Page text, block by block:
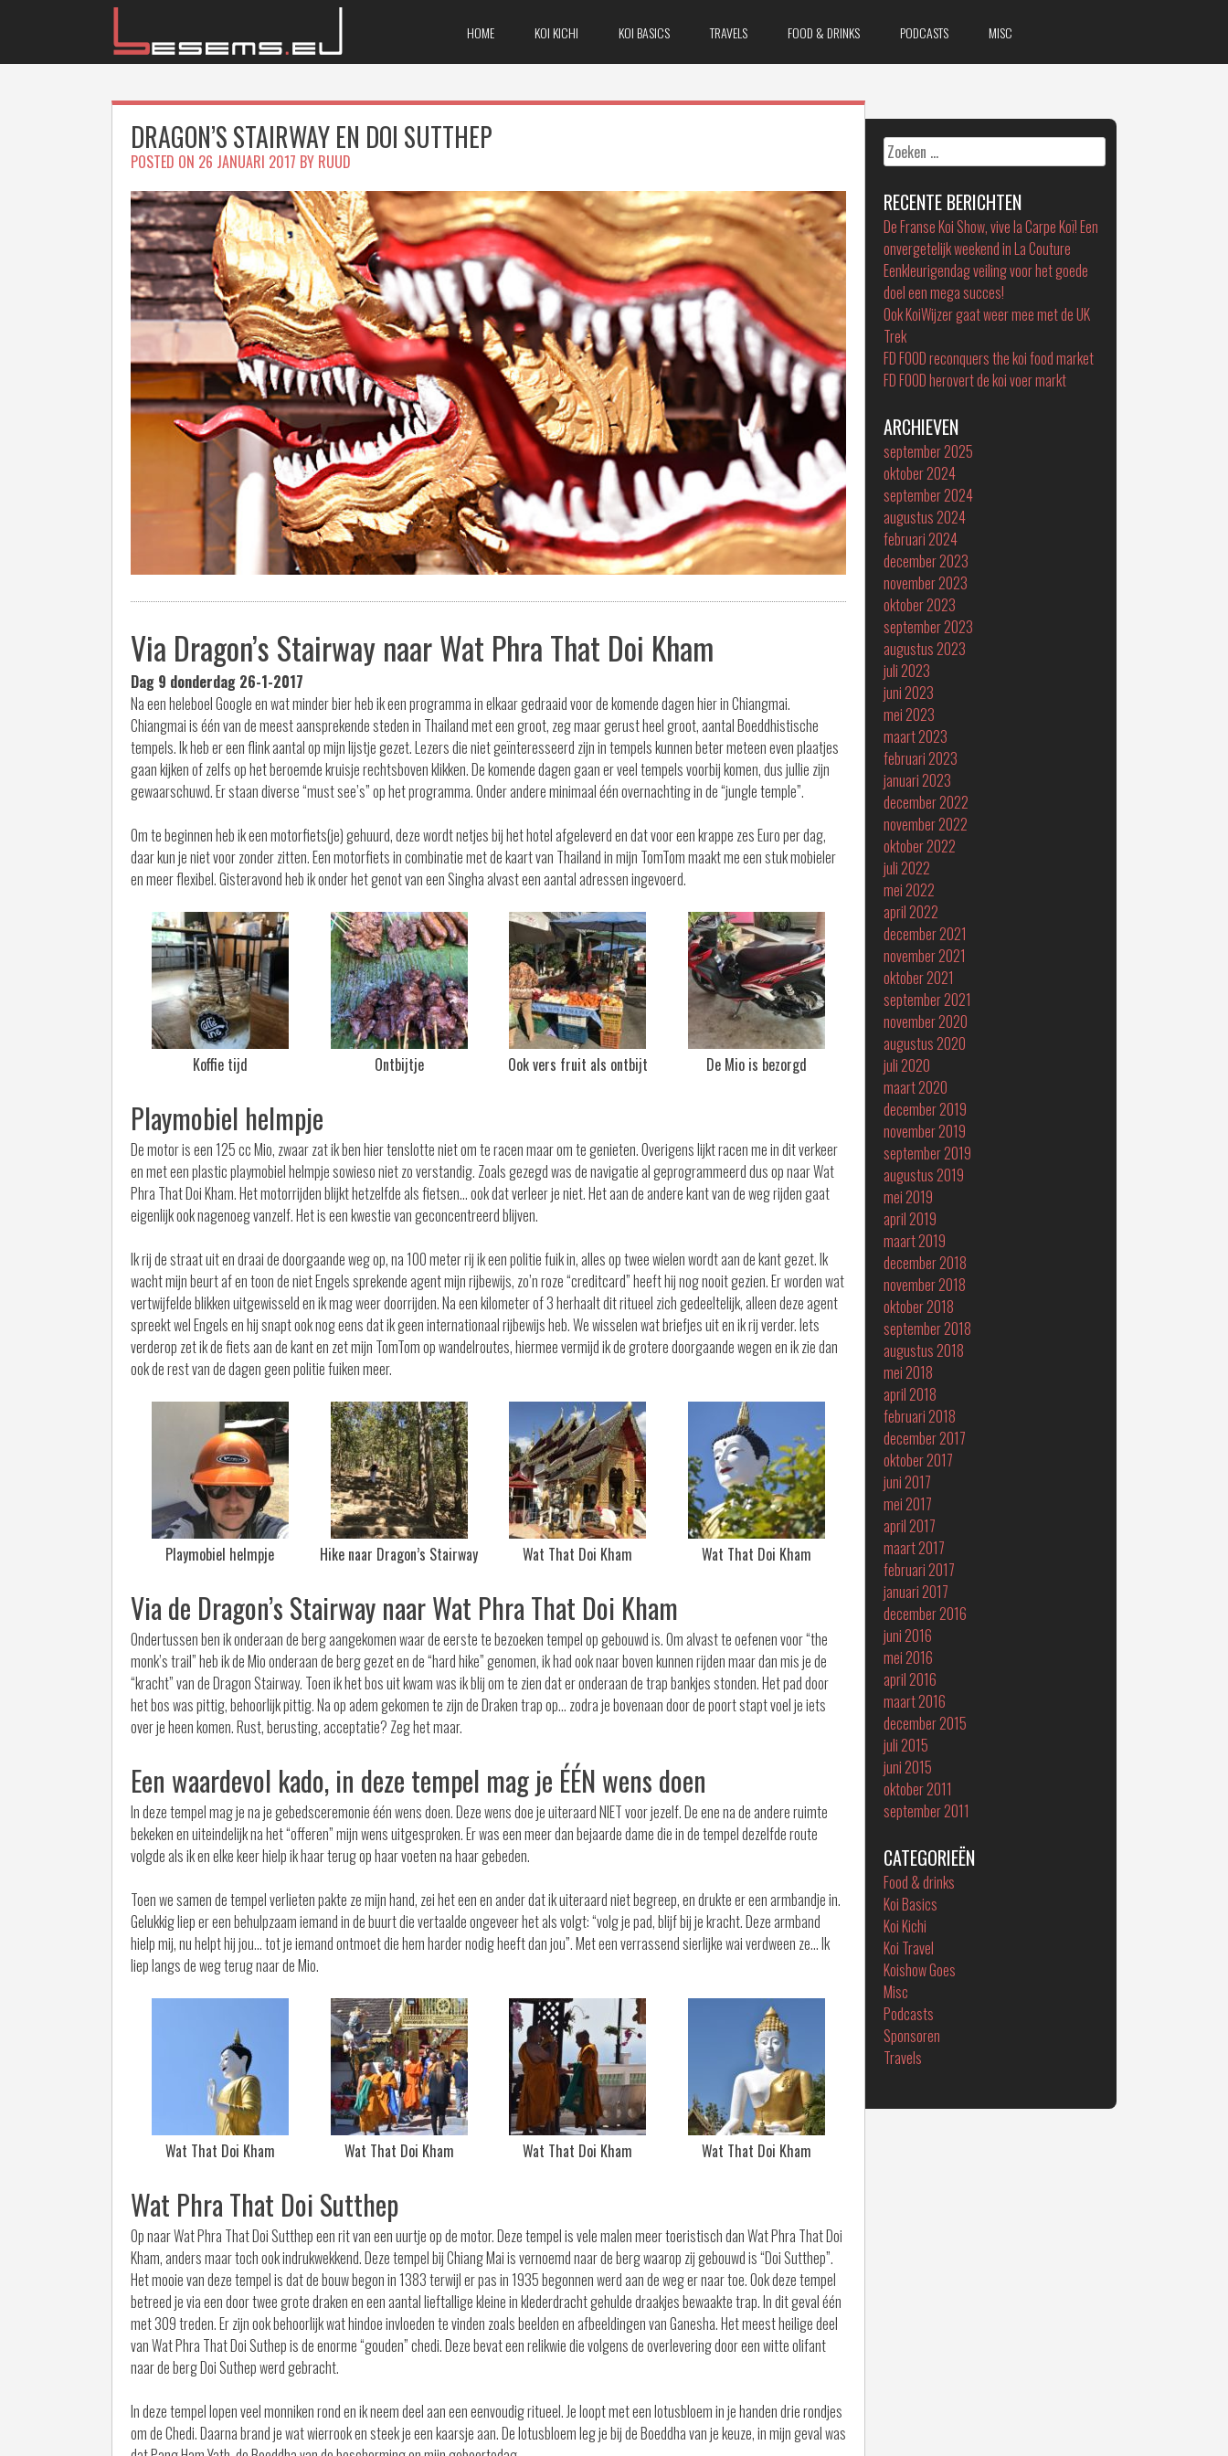
HOME KOI KICHI KOI BASICS TRAVELS FOOD & DRINKS PODCASTS MISC
DRAGON’S STAIRWAY EN DOI SUTTHEP
POSTED ON 26 JANUARI 2017 BY RUUD
Via Dragon’s Stairway naar Wat Phra That Doi Kham
Dag 9 donderdag 26-1-2017
Na een heleboel Google en wat minder bier heb ik een programma in elkaar gedraaid voor de komende dagen hier in Chiangmai.
Chiangmai is één van de meest aansprekende steden in Thailand met een groot, zeg maar gerust heel groot, aantal Boeddhistische
tempels. Ik heb er een flink aantal op mijn lijstje gezet. Lezers die niet geïnteresseerd zijn in tempels kunnen beter meteen even plaatjes
gaan kijken of zelfs op het beroemde kruisje rechtsboven klikken. De komende dagen gaan er veel tempels voorbij komen, dus jullie zijn
gewaarschuwd. Er staan diverse “must see’s” op het programma. Onder andere minimaal één overnachting in de “jungle temple”.
Om te beginnen heb ik een motorfiets(je) gehuurd, deze wordt netjes bij het hotel afgeleverd en dat voor een krappe zes Euro per dag,
daar kun je niet voor zonder zitten. Een motorfiets in combinatie met de kaart van Thailand in mijn TomTom maakt me een stuk mobieler
en meer flexibel. Gisteravond heb ik onder het genot van een Singha alvast een aantal adressen ingevoerd.
Koffie tijd Ontbijtje Ook vers fruit als ontbijt De Mio is bezorgd
Playmobiel helmpje
De motor is een 125 cc Mio, zwaar zat ik ben hier tenslotte niet om te racen maar om te genieten. Overigens lijkt racen me in dit verkeer
en met een plastic playmobiel helmpje sowieso niet zo verstandig. Zoals gezegd was de navigatie al geprogrammeerd dus op naar Wat
Phra That Doi Kham. Het motorrijden blijkt hetzelfde als fietsen… ook dat verleer je niet. Het aan de andere kant van de weg rijden gaat
eigenlijk ook nagenoeg vanzelf. Het is een kwestie van geconcentreerd blijven.
Ik rij de straat uit en draai de doorgaande weg op, na 100 meter rij ik een politie fuik in, alles op twee wielen wordt aan de kant gezet. Ik
wacht mijn beurt af en toon de niet Engels sprekende agent mijn rijbewijs, zo’n roze “creditcard” heeft hij nog nooit gezien. Er worden wat
vertwijfelde blikken uitgewisseld en ik mag weer doorrijden. Na een kilometer of 3 herhaalt dit ritueel zich gedeeltelijk, alleen deze agent
spreekt wel Engels en hij snapt ook nog eens dat ik geen internationaal rijbewijs heb. We wisselen wat briefjes uit en ik rij verder. Iets
verderop zet ik de fiets aan de kant en zet mijn TomTom op wandelroutes, hiermee vermijd ik de grotere doorgaande wegen en ik zie dan
ook de rest van de dagen geen politie fuiken meer.
Playmobiel helmpje Hike naar Dragon’s Stairway Wat That Doi Kham Wat That Doi Kham
Via de Dragon’s Stairway naar Wat Phra That Doi Kham
Ondertussen ben ik onderaan de berg aangekomen waar de eerste te bezoeken tempel op gebouwd is. Om alvast te oefenen voor “the
monk’s trail” heb ik de Mio onderaan de berg gezet en de “hard hike” genomen, ik had ook naar boven kunnen rijden maar dan mis je de
“kracht” van de Dragon Stairway. Toen ik het bos uit kwam was ik blij om te zien dat er onderaan de trap bankjes stonden. Het pad door
het bos was pittig, behoorlijk pittig. Na op adem gekomen te zijn de Draken trap op… zodra je bovenaan door de poort stapt voel je iets
over je heen komen. Rust, berusting, acceptatie? Zeg het maar.
Een waardevol kado, in deze tempel mag je ÉÉN wens doen
In deze tempel mag je na je gebedsceremonie één wens doen. Deze wens doe je uiteraard NIET voor jezelf. De ene na de andere ruimte
bekeken en uiteindelijk na het “offeren” mijn wens uitgesproken. Er was een meer dan bejaarde dame die in de tempel dezelfde route
volgde als ik en elke keer hielp ik haar terug op haar voeten na haar gebeden.
Toen we samen de tempel verlieten pakte ze mijn hand, zei het een en ander dat ik uiteraard niet begreep, en drukte er een armbandje in.
Gelukkig liep er een behulpzaam iemand in de buurt die vertaalde ongeveer het als volgt: “volg je pad, blijf bij je kracht. Deze armband
hielp mij, nu helpt hij jou… tot je iemand ontmoet die hem harder nodig heeft dan jou”. Met een verrassend sierlijke wai verdween ze… Ik
liep langs de weg terug naar de Mio.
Wat That Doi Kham Wat That Doi Kham Wat That Doi Kham Wat That Doi Kham
Wat Phra That Doi Sutthep
Op naar Wat Phra That Doi Sutthep een rit van een uurtje op de motor. Deze tempel is vele malen meer toeristisch dan Wat Phra That Doi
Kham, anders maar toch ook indrukwekkend. Deze tempel bij Chiang Mai is vernoemd naar de berg waarop zij gebouwd is “Doi Sutthep”.
Het mooie van deze tempel is dat de bouw begon in 1383 terwijl er pas in 1935 begonnen werd aan de weg er naar toe. Ook deze tempel
betreed je via een door twee grote draken en een aantal lieftallige kleine in klederdracht gehulde draakjes bewaakte trap. In dit geval één
met 309 treden. Er zijn ook behoorlijk wat hindoe invloeden te vinden zoals beelden en afbeeldingen van Ganesha. Het meest heilige deel
van Wat Phra That Doi Suthep is de enorme “gouden” chedi. Deze bevat een relikwie die volgens de overlevering door een witte olifant
naar de berg Doi Suthep werd gebracht.
In deze tempel lopen veel monniken rond en ik neem deel aan een eenvoudig ritueel. Je loopt met een lotusbloem in je handen drie rondjes
om de Chedi. Daarna brand je wat wierrook en steek je een kaarsje aan. De lotusbloem leg je bij de Boeddha van je keuze, in mijn geval was
Zoeken
naar:
RECENTE BERICHTEN
De Franse Koi Show, vive la Carpe Koï! Een
onvergetelijk weekend in La Couture
Eenkleurigendag veiling voor het goede
doel een mega succes!
Ook KoiWijzer gaat weer mee met de UK
Trek
FD FOOD reconquers the koi food market
FD FOOD herovert de koi voer markt
ARCHIEVEN
september 2025
oktober 2024
september 2024
augustus 2024
februari 2024
december 2023
november 2023
oktober 2023
september 2023
augustus 2023
juli 2023
juni 2023
mei 2023
maart 2023
februari 2023
januari 2023
december 2022
november 2022
oktober 2022
juli 2022
mei 2022
april 2022
december 2021
november 2021
oktober 2021
september 2021
november 2020
augustus 2020
juli 2020
maart 2020
december 2019
november 2019
september 2019
augustus 2019
mei 2019
april 2019
maart 2019
december 2018
november 2018
oktober 2018
september 2018
augustus 2018
mei 2018
april 2018
februari 2018
december 2017
oktober 2017
juni 2017
mei 2017
april 2017
maart 2017
februari 2017
januari 2017
december 2016
juni 2016
mei 2016
april 2016
maart 2016
december 2015
juli 2015
juni 2015
oktober 2011
september 2011
CATEGORIEËN
Food & drinks
Koi Basics
Koi Kichi
Koi Travel
Koishow Goes
Misc
Podcasts
Sponsoren
Travels